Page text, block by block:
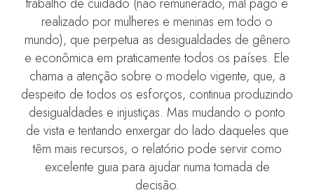
realizado por mulheres e meninas em todo o
mundo), que perpetua as desigualdades de gênero
e econômica em praticamente todos os países. Ele
chama a atenção sobre o modelo vigente, que, a
despeito de todos os esforços, continua produzindo
desigualdades e injustiças. Mas mudando o ponto
de vista e tentando enxergar do lado daqueles que
têm mais recursos, o relatório pode servir como
excelente guia para ajudar numa tomada de
decisão.